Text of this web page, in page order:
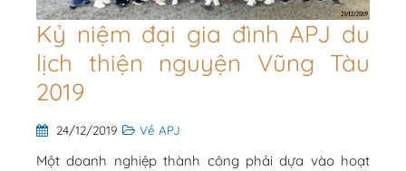
Kỷ niệm đại gia đình APJ du
lịch thiện nguyện Vũng Tàu
2019
24/12/2019 Về APJ
Một doanh nghiệp thành công phải dựa vào hoạt